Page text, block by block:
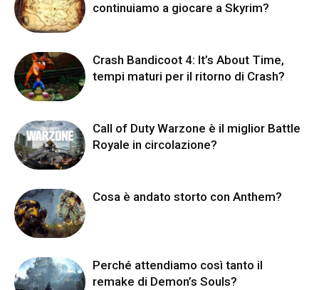
continuiamo a giocare a Skyrim?
Crash Bandicoot 4: It’s About Time,
tempi maturi per il ritorno di Crash?
Call of Duty Warzone è il miglior Battle
Royale in circolazione?
Cosa è andato storto con Anthem?
Perché attendiamo così tanto il
remake di Demon’s Souls?